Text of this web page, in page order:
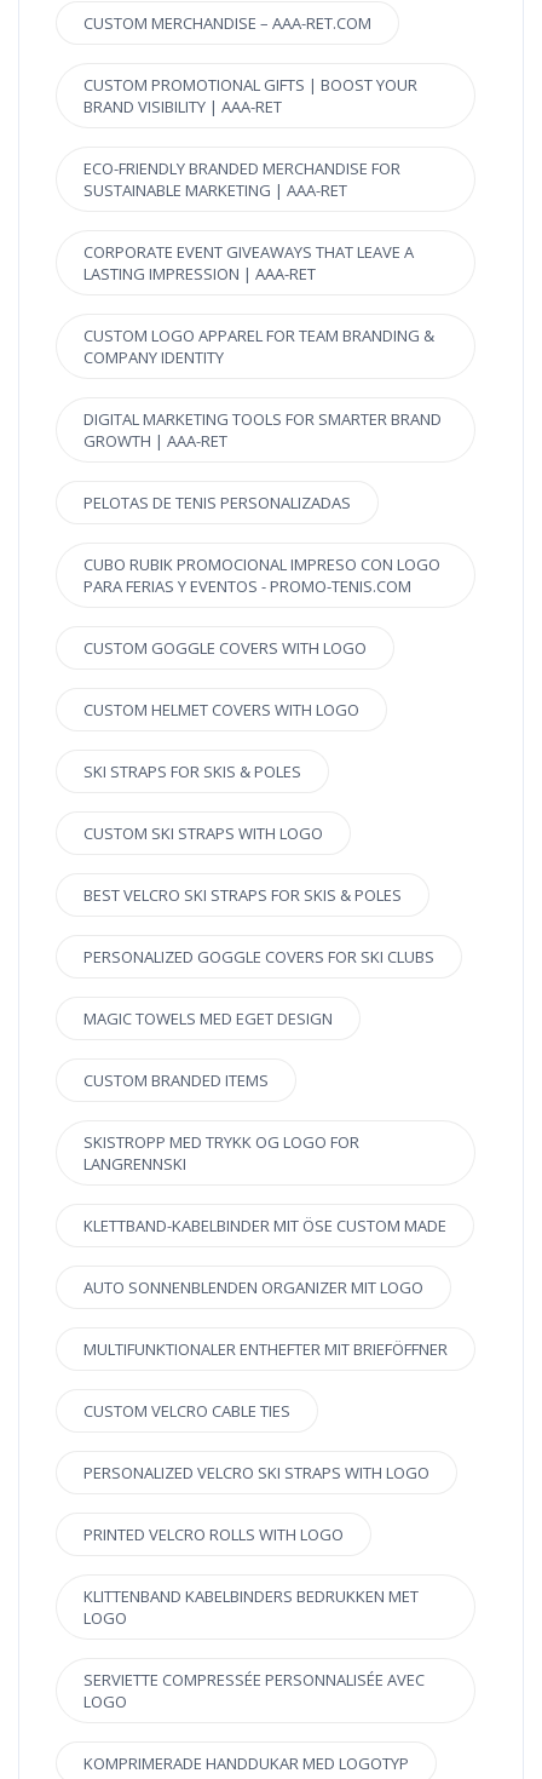
CUSTOM MERCHANDISE – AAA-RET.COM
CUSTOM PROMOTIONAL GIFTS | BOOST YOUR
BRAND VISIBILITY | AAA-RET
ECO-FRIENDLY BRANDED MERCHANDISE FOR
SUSTAINABLE MARKETING | AAA-RET
CORPORATE EVENT GIVEAWAYS THAT LEAVE A
LASTING IMPRESSION | AAA-RET
CUSTOM LOGO APPAREL FOR TEAM BRANDING &
COMPANY IDENTITY
DIGITAL MARKETING TOOLS FOR SMARTER BRAND
GROWTH | AAA-RET
PELOTAS DE TENIS PERSONALIZADAS
CUBO RUBIK PROMOCIONAL IMPRESO CON LOGO
PARA FERIAS Y EVENTOS - PROMO-TENIS.COM
CUSTOM GOGGLE COVERS WITH LOGO
CUSTOM HELMET COVERS WITH LOGO
SKI STRAPS FOR SKIS & POLES
CUSTOM SKI STRAPS WITH LOGO
BEST VELCRO SKI STRAPS FOR SKIS & POLES
PERSONALIZED GOGGLE COVERS FOR SKI CLUBS
MAGIC TOWELS MED EGET DESIGN
CUSTOM BRANDED ITEMS
SKISTROPP MED TRYKK OG LOGO FOR
LANGRENNSKI
KLETTBAND-KABELBINDER MIT ÖSE CUSTOM MADE
AUTO SONNENBLENDEN ORGANIZER MIT LOGO
MULTIFUNKTIONALER ENTHEFTER MIT BRIEFÖFFNER
CUSTOM VELCRO CABLE TIES
PERSONALIZED VELCRO SKI STRAPS WITH LOGO
PRINTED VELCRO ROLLS WITH LOGO
KLITTENBAND KABELBINDERS BEDRUKKEN MET
LOGO
SERVIETTE COMPRESSÉE PERSONNALISÉE AVEC
LOGO
KOMPRIMERADE HANDDUKAR MED LOGOTYP